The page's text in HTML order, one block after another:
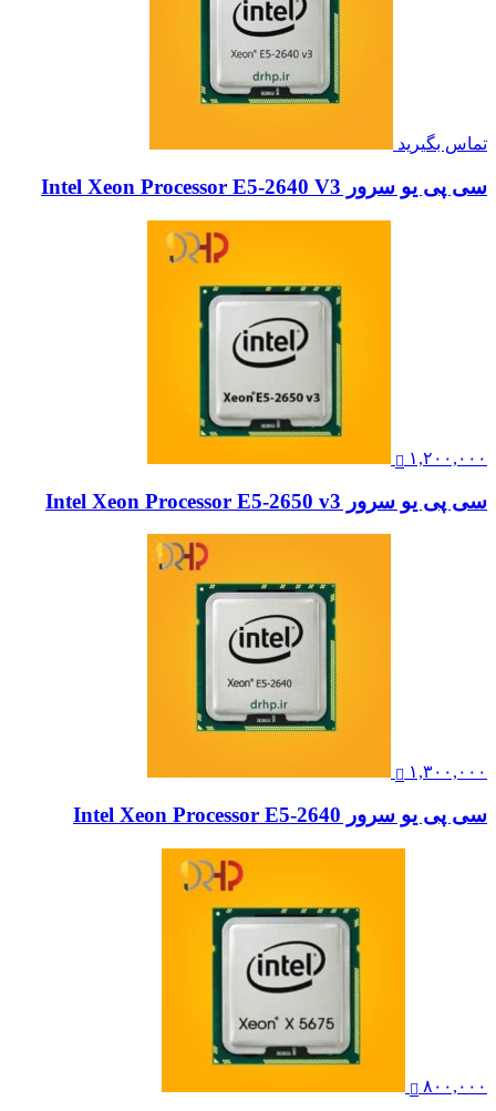
تماس بگیرید
سی پی یو سرور Intel Xeon Processor E5-2640 V3
۱,۲۰۰,۰۰۰
سی پی یو سرور Intel Xeon Processor E5-2650 v3
۱,۳۰۰,۰۰۰
سی پی یو سرور Intel Xeon Processor E5-2640
۸۰۰,۰۰۰